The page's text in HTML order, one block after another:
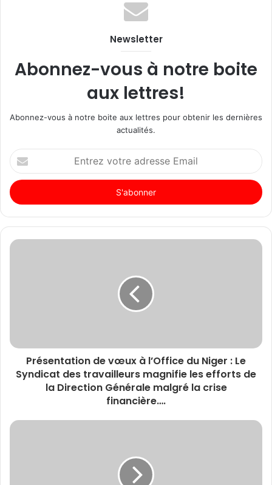
Newsletter
Abonnez-vous à notre boite
aux lettres!
Abonnez-vous à notre boite aux lettres pour obtenir les dernières
actualités.
Entrez
votre
adresse
Email
Présentation de vœux à l’Office du Niger : Le
Syndicat des travailleurs magnifie les efforts de
la Direction Générale malgré la crise
financière….